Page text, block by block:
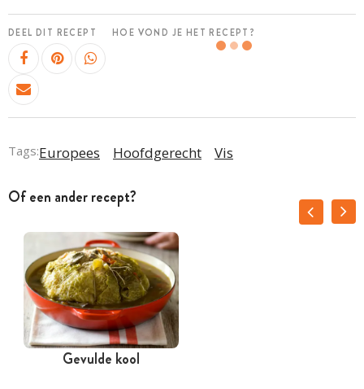
DEEL DIT RECEPT HOE VOND JE HET RECEPT?
Tags:Europees Hoofdgerecht Vis
Of een ander recept?
Gevulde kool